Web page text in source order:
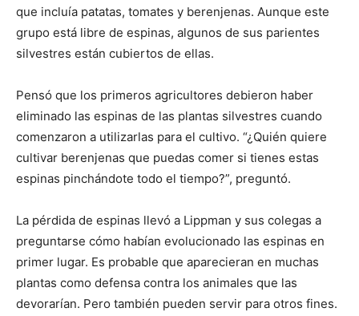
que incluía patatas, tomates y berenjenas. Aunque este
grupo está libre de espinas, algunos de sus parientes
silvestres están cubiertos de ellas.
Pensó que los primeros agricultores debieron haber
eliminado las espinas de las plantas silvestres cuando
comenzaron a utilizarlas para el cultivo. “¿Quién quiere
cultivar berenjenas que puedas comer si tienes estas
espinas pinchándote todo el tiempo?”, preguntó.
La pérdida de espinas llevó a Lippman y sus colegas a
preguntarse cómo habían evolucionado las espinas en
primer lugar. Es probable que aparecieran en muchas
plantas como defensa contra los animales que las
devorarían. Pero también pueden servir para otros fines.